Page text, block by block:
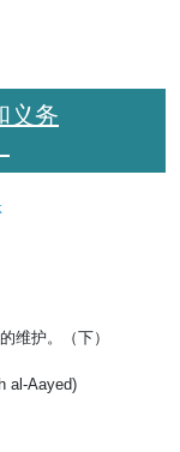
义务
维护。（下）
al-Aayed)